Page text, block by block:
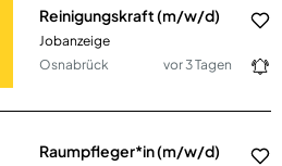
Reinigungskraft (m/w/d)
Jobanzeige
Osnabrück
vor 3 Tagen
Raumpfleger*in (m/w/d)